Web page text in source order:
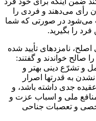
رأی می‌دهند و فردی را
می‌شود در صورتی که شما
را بگیرید.
نامزدهای تأیید شده
صالح خواندند و گفتند:
و تشرّع دینی بهتر و
به قدرتها اصرار
جدی داشته باشد، و
ملی و اسباب عزت و
و تعصبات جناحی